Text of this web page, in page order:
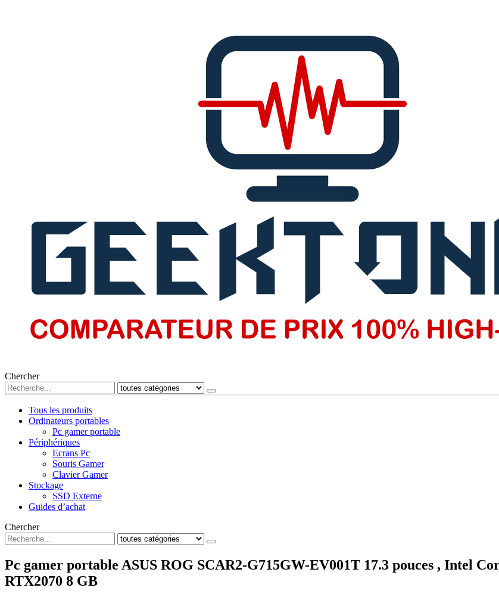
Chercher
Tous les produits
Ordinateurs portables
Pc gamer portable
Périphériques
Ecrans Pc
Souris Gamer
Clavier Gamer
Stockage
SSD Externe
Guides d’achat
Chercher
Pc gamer portable ASUS ROG SCAR2-G715GW-EV001T 17.3 pouces , Intel
RTX2070 8 GB